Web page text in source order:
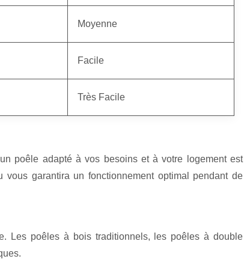
Moyenne
Facile
Très Facile
poêle adapté à vos besoins et à votre logement est
garantira un fonctionnement optimal pendant de
Les poêles à bois traditionnels, les poêles à double